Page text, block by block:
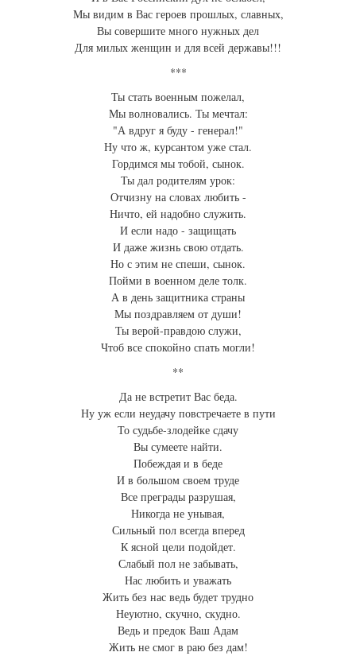
Мы видим в Вас героев прошлых, славных,
Вы совершите много нужных дел
Для милых женщин и для всей державы!!!
***
Ты стать военным пожелал,
Мы волновались. Ты мечтал:
"А вдруг я буду - генерал!"
Ну что ж, курсантом уже стал.
Гордимся мы тобой, сынок.
Ты дал родителям урок:
Отчизну на словах любить -
Ничто, ей надобно служить.
И если надо - защищать
И даже жизнь свою отдать.
Но с этим не спеши, сынок.
Пойми в военном деле толк.
А в день защитника страны
Мы поздравляем от души!
Ты верой-правдою служи,
Чтоб все спокойно спать могли!
**
Да не встретит Вас беда.
Ну уж если неудачу повстречаете в пути
То судьбе-злодейке сдачу
Вы сумеете найти.
Побеждая и в беде
И в большом своем труде
Все преграды разрушая,
Никогда не унывая,
Сильный пол всегда вперед
К ясной цели подойдет.
Слабый пол не забывать,
Нас любить и уважать
Жить без нас ведь будет трудно
Неуютно, скучно, скудно.
Ведь и предок Ваш Адам
Жить не смог в раю без дам!